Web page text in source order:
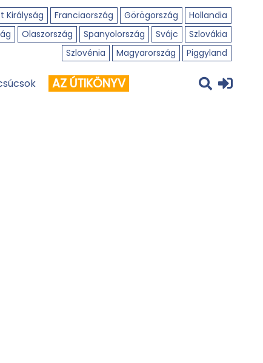
Királyság Franciaország Görögország
Hollandia
Olaszország Spanyolország Svájc
Szlovákia
Szlovénia
Magyarország Piggyland
AZ ÚTIKÖNYV